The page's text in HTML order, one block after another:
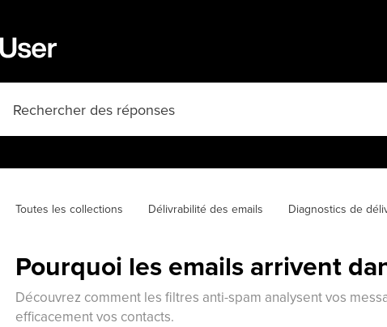
Toutes les collections Délivrabilité des emails Diagnostics de
Pourquoi les emails arrivent
Découvrez comment les filtres anti-spam analysent vos
efficacement vos contacts.